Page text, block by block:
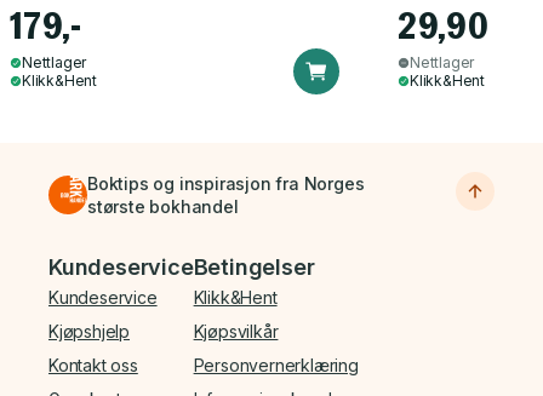
179,-
Nettlager
Klikk&Hent
29,90
Nettlager
Klikk&Hent
Boktips og inspirasjon fra Norges
største bokhandel
Bunnmeny
Kundeservice
Kundeservice
Kjøpshjelp
Kontakt oss
Betingelser
Klikk&Hent
Kjøpsvilkår
Personvernerklæring